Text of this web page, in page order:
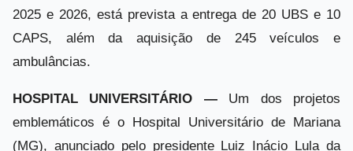
2025 e 2026, está prevista a entrega de 20 UBS e 10
CAPS, além da aquisição de 245 veículos e
ambulâncias.
HOSPITAL UNIVERSITÁRIO —Um dos projetos
emblemáticos é o Hospital Universitário de Mariana
(MG), anunciado pelo presidente Luiz Inácio Lula da